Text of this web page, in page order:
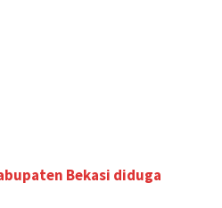
Bekasi diduga